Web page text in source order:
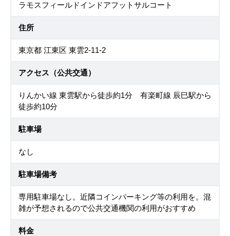
ラモスフィールドインドアフットサルコート
住所
東京都 江東区 東雲2-11-2
アクセス（公共交通）
りんかい線 東雲駅から徒歩約1分 有楽町線 辰巳駅から
徒歩約10分
駐車場
なし
駐車場備考
専用駐車場なし。近隣コインパーキング等の利用を。混
雑が予想されるので公共交通機関の利用がおすすめ
料金